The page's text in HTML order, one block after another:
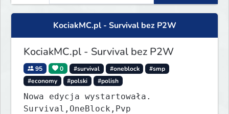
KociakMC.pl - Survival bez P2W
KociakMC.pl - Survival bez P2W
95 0 #survival #oneblock
#smp
#economy
#polski #polish
Nowa edycja wystartowała.
Survival,OneBlock,Pvp